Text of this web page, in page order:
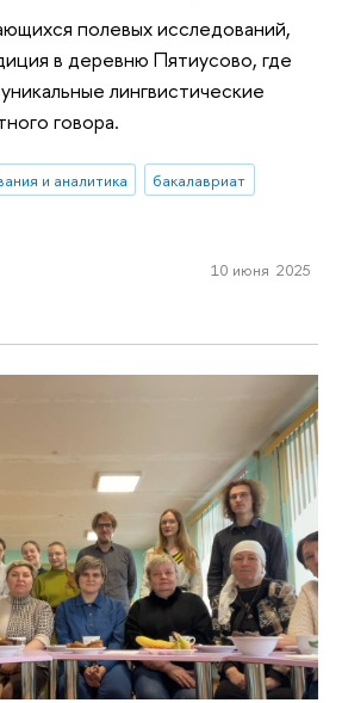
полевых исследований,
в деревню Пятиусово, где
лингвистические
говора.
и аналитика
бакалавриат
10 июня 2025